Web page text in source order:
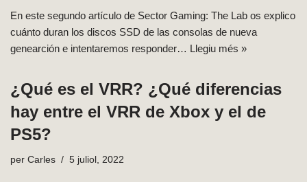
En este segundo artículo de Sector Gaming: The Lab os explico
cuánto duran los discos SSD de las consolas de nueva
genearción e intentaremos responder… Llegiu més »
¿Qué es el VRR? ¿Qué diferencias
hay entre el VRR de Xbox y el de
PS5?
per Carles 5 juliol, 2022